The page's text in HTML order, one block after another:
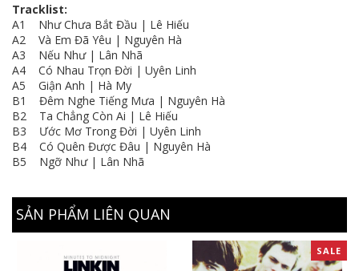
Tracklist:
A1 Như Chưa Bắt Đầu | Lê Hiếu
A2 Và Em Đã Yêu | Nguyên Hà
A3 Nếu Như | Lân Nhã
A4 Có Nhau Trọn Đời | Uyên Linh
A5 Giận Anh | Hà My
B1 Đêm Nghe Tiếng Mưa | Nguyên Hà
B2 Ta Chẳng Còn Ai | Lê Hiếu
B3 Ước Mơ Trong Đời | Uyên Linh
B4 Có Quên Được Đâu | Nguyên Hà
B5 Ngỡ Như | Lân Nhã
SẢN PHẨM LIÊN QUAN
SALE